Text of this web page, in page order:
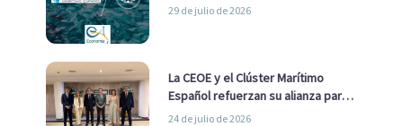
29 de julio de 2026
La CEOE y el Clúster Marítimo
Español refuerzan su alianza para
impulsar una estrategia Nacional
24 de julio de 2026